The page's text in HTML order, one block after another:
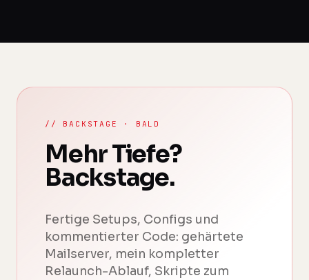
// BACKSTAGE · BALD
Mehr Tiefe?
Backstage.
Fertige Setups, Configs und
kommentierter Code: gehärtete
Mailserver, mein kompletter
Relaunch-Ablauf, Skripte zum